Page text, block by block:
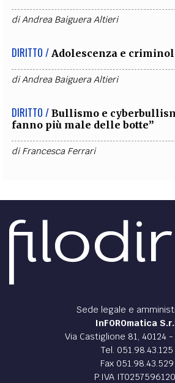
diAndrea Baiguera Altieri
DIRITTO / Adolescenza e
diAndrea Baiguera Altieri
DIRITTO / Bullismo e
fanno più male delle botte”
diFrancesca Ferrari
Sede legale e
InFOROmatica
Via Castiglione 81, 40124
Tel. 051.98.43.125
Fax 051.98.43.529
P.IVA